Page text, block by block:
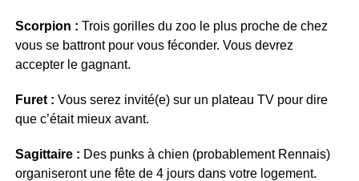
Scorpion : Trois gorilles du zoo le plus proche de chez
vous se battront pour vous féconder. Vous devrez
accepter le gagnant.
Furet : Vous serez invité(e) sur un plateau TV pour dire
que c’était mieux avant.
Sagittaire : Des punks à chien (probablement Rennais)
organiseront une fête de 4 jours dans votre logement.